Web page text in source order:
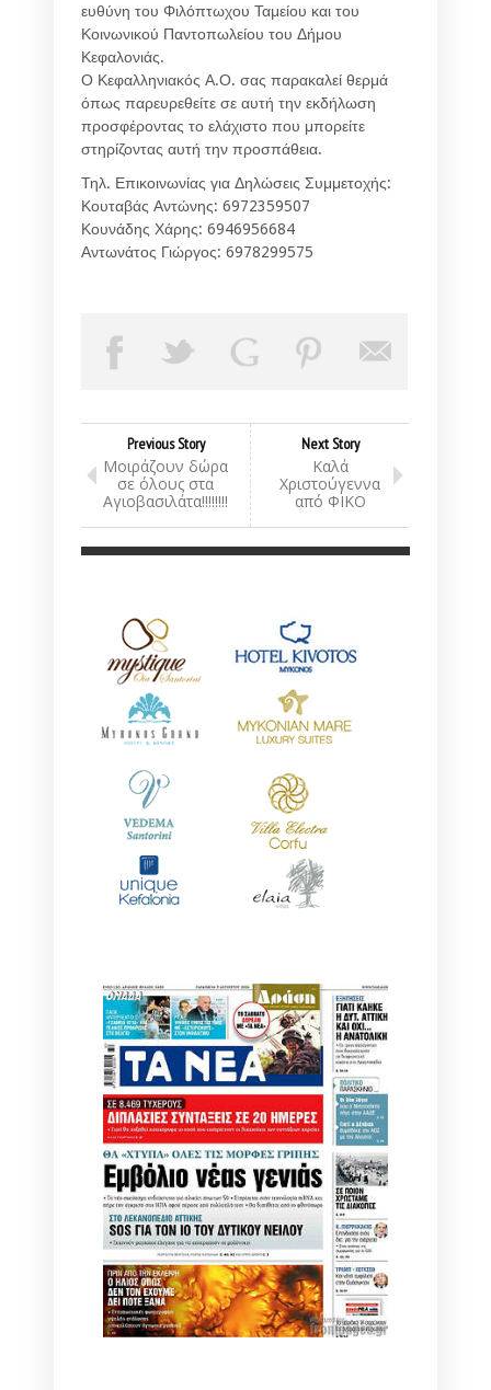
ευθύνη του Φιλόπτωχου Ταμείου και του
Κοινωνικού Παντοπωλείου του Δήμου
Κεφαλονιάς.
Ο Κεφαλληνιακός Α.Ο. σας παρακαλεί θερμά
όπως παρευρεθείτε σε αυτή την εκδήλωση
προσφέροντας το ελάχιστο που μπορείτε
στηρίζοντας αυτή την προσπάθεια.
Τηλ. Επικοινωνίας για Δηλώσεις Συμμετοχής:
Κουταβάς Αντώνης: 6972359507
Κουνάδης Χάρης: 6946956684
Αντωνάτος Γιώργος: 6978299575
Previous Story
Μοιράζουν δώρα
σε όλους στα
Αγιοβασιλάτα!!!!!!!!
Next Story
Καλά
Χριστούγεννα
από ΦΙΚΟ